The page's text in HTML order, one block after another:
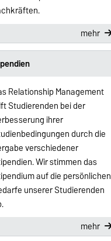
mehr
Relationship Management
Studierenden bei der
ihrer
durch die
verschiedener
Wir stimmen das
auf die persönlichen
unserer Studierenden
mehr